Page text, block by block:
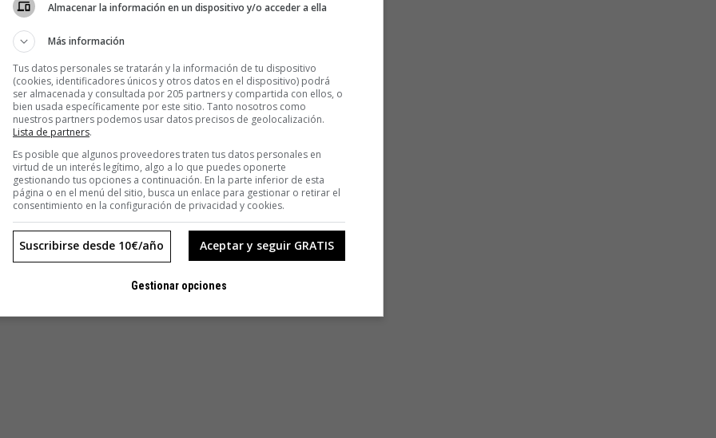
de los objetos producidos para las campañas de La
tanto éxito. Pero fue así. La demanda de loscalzones de
sus productos estrella, la cinta de VHS para hacer aerobic
todavía, a pesar de que fueron lanzados hace años.
Harold Vas. El supervisor de cuentas de esta agencia
monitor de aerobic para practicar en casa. “No hacía
porque ya teníamos un personaje real. Tampoco hacía
buen nombre de personaje. Y, además, no tiene que actuar.
mayor que los de las teletiendas convencionales
de estos espacios”, indica Olivares.
Almacenar la información en un dispositivo y/o acceder a ella
Más información
Tus datos personales se tratarán y la información de tu dispositivo
(cookies, identificadores únicos y otros datos en el dispositivo) podrá
ser almacenada y consultada por 205 partners y compartida con ellos, o
bien usada específicamente por este sitio. Tanto nosotros como
nuestros partners podemos usar datos precisos de geolocalización.
Lista de partners.
Es posible que algunos proveedores traten tus datos personales en
virtud de un interés legítimo, algo a lo que puedes oponerte
gestionando tus opciones a continuación. En la parte inferior de esta
página o en el menú del sitio, busca un enlace para gestionar o retirar el
consentimiento en la configuración de privacidad y cookies.
Aceptar y seguir GRATIS
Suscribirse desde 10€/año
Gestionar opciones